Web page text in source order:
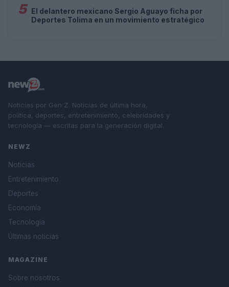
5 El delantero mexicano Sergio Aguayo ficha por
Deportes Tolima en un movimiento estratégico
Noticias por Gen Z. Noticias de última hora,
política, deportes, entretenimiento, celebridades y
tecnología — escritas para la generación digital.
NEWZ
Noticias
Entretenimiento
Deportes
Economía
Tecnología
Últimas noticias
MAGAZINE
Sobre nosotros